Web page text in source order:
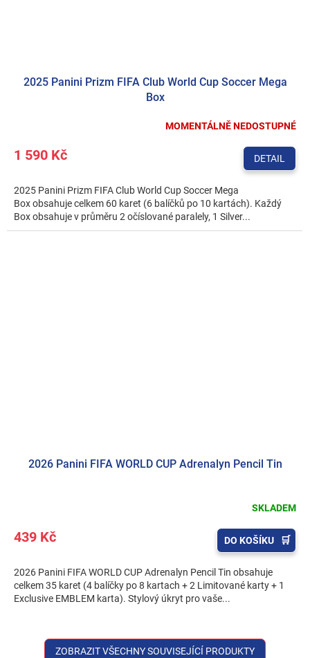
2025 Panini Prizm FIFA Club World Cup Soccer Mega
Box
MOMENTÁLNĚ NEDOSTUPNÉ
1 590 Kč DETAIL
2025 Panini Prizm FIFA Club World Cup Soccer Mega
Box obsahuje celkem 60 karet (6 balíčků po 10 kartách). Každý
Box obsahuje v průměru 2 očíslované paralely, 1 Silver...
2026 Panini FIFA WORLD CUP Adrenalyn Pencil Tin
SKLADEM
439 Kč DO KOŠÍKU
2026 Panini FIFA WORLD CUP Adrenalyn Pencil Tin obsahuje
celkem 35 karet (4 balíčky po 8 kartach + 2 Limitované karty + 1
Exclusive EMBLEM karta). Stylový úkryt pro vaše...
ZOBRAZIT VŠECHNY SOUVISEJÍCÍ PRODUKTY